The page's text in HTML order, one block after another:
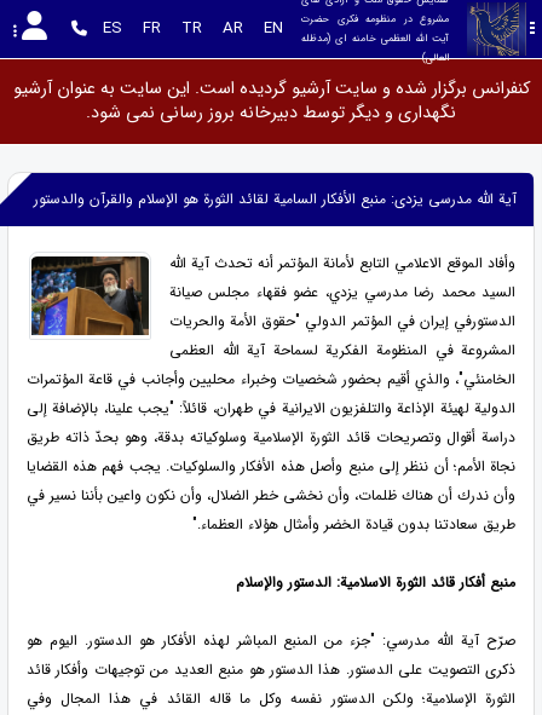
العالی)
EN
AR
TR
FR
ES
کنفرانس برگزار شده و سایت آرشیو گردیده است. این سایت به عنوان آرشیو
نگهداری و دیگر توسط دبیرخانه بروز رسانی نمی شود.
آیة الله مدرسی یزدی: منبع الأفکار السامیة لقائد الثورة هو الإسلام والقرآن والدستور
وأفاد الموقع الاعلامي التابع لأمانة المؤتمر أنه تحدث آية الله
السيد محمد رضا مدرسي يزدي، عضو فقهاء مجلس صيانة
الدستورفي إیران في المؤتمر الدولي "حقوق الأمة والحريات
المشروعة في المنظومة الفكرية لسماحة آية الله العظمى
الخامنئي"، والذي أقيم بحضور شخصيات وخبراء محليين وأجانب في قاعة المؤتمرات
الدولية لهيئة الإذاعة والتلفزيون الايرانية في طهران، قائلاً: "يجب علينا، بالإضافة إلى
دراسة أقوال وتصريحات قائد الثورة الإسلامية وسلوكياته بدقة، وهو بحدّ ذاته طريق
نجاة الأمم؛ أن ننظر إلى منبع وأصل هذه الأفكار والسلوكيات. يجب فهم هذه القضايا
وأن ندرك أن هناك ظلمات، وأن نخشى خطر الضلال، وأن نكون واعين بأننا نسير في
طريق سعادتنا بدون قيادة الخضر وأمثال هؤلاء العظماء."
منبع أفكار قائد الثورة الاسلامية: الدستور والإسلام
صرّح آية الله مدرسي: "جزء من المنبع المباشر لهذه الأفكار هو الدستور. اليوم هو
ذكرى التصویت على الدستور. هذا الدستور هو منبع العديد من توجيهات وأفكار قائد
الثورة الإسلامية؛ ولكن الدستور نفسه وكل ما قاله القائد في هذا المجال وفي